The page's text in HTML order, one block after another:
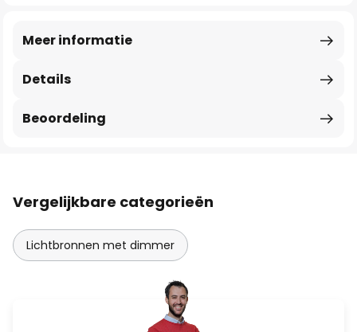
Details
Meer informatie
Beoordeling
Vergelijkbare categorieën
Lichtbronnen met dimmer